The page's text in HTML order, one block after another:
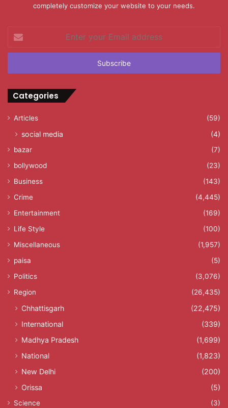
completely customize your website to your needs.
your
Email
Categories
Articles (59)
social media (4)
bazar
(7)
bollywood
(23)
Business
(143)
Crime
(4,445)
Entertainment
(169)
Life Style
(100)
Miscellaneous
(1,957)
paisa
(5)
Politics
(3,076)
Region
(26,435)
Chhattisgarh
(22,475)
International
(339)
Madhya Pradesh
(1,699)
National
(1,823)
New Delhi
(200)
Orissa
(5)
Science (3)